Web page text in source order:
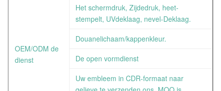
OEM/ODM de
dienst
Het schermdruk, Zijdedruk, heet-
stempelt, UVdeklaag, nevel-Deklaag.
Douanelichaam/kappenkleur.
De open vormdienst
Uw embleem in CDR-formaat naar